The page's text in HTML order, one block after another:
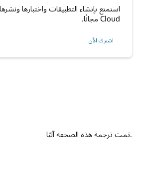
Cloud مجانًا.
اشترك الأن
.تمت ترجمة هذه الصحفة آليًا